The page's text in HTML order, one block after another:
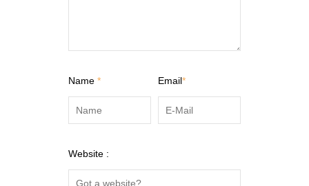
Name * Email*
Website :